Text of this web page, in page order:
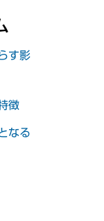
す影
徴
なる